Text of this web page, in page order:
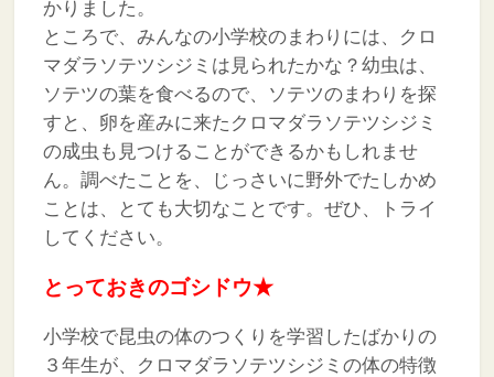
かりました。
ところで、みんなの小学校のまわりには、クロ
マダラソテツシジミは見られたかな？幼虫は、
ソテツの葉を食べるので、ソテツのまわりを探
すと、卵を産みに来たクロマダラソテツシジミ
の成虫も見つけることができるかもしれませ
ん。調べたことを、じっさいに野外でたしかめ
ことは、とても大切なことです。ぜひ、トライ
してください。
とっておきのゴシドウ★
小学校で昆虫の体のつくりを学習したばかりの
３年生が、クロマダラソテツシジミの体の特徴